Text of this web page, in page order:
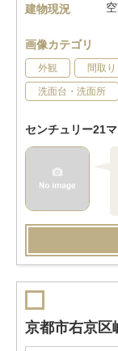
建物現況
画像カテゴリ
外観 間取り
洗面台・洗面所
センチュリー21
京都市右京区